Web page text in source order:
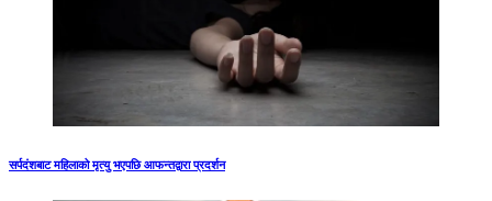
सर्पदंशबाट महिलाको मृत्यु भएपछि आफन्तद्वारा प्रदर्शन